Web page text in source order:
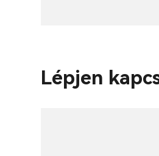
Lépjen